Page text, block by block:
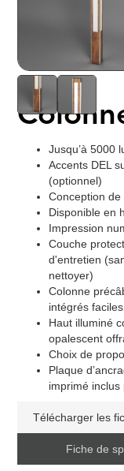
Jusqu’à 5000
Accents DEL
(optionnel)
Conception
Disponible en
Impression
Couche
d'entretien
nettoyer)
Colonne
intégrés
Haut illuminé
opalescent
Choix de
Plaque
imprimé inclus
Télécharger les
Fiche de